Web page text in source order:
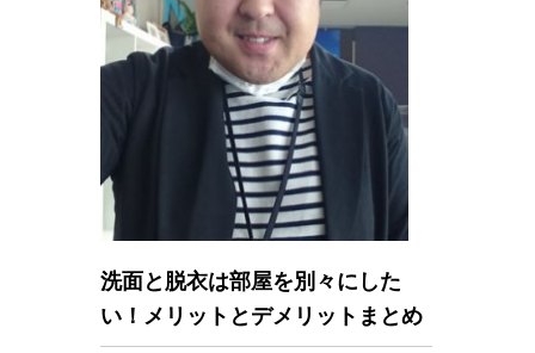
洗面と脱衣は部屋を別々にした
い！メリットとデメリットまとめ